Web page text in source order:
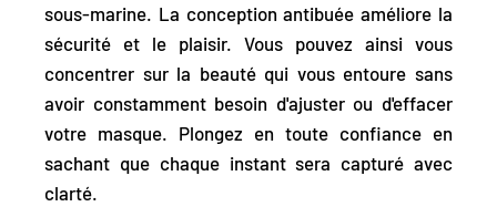
sous-marine. La conception antibuée améliore la
sécurité et le plaisir. Vous pouvez ainsi vous
concentrer sur la beauté qui vous entoure sans
avoir constamment besoin d'ajuster ou d'effacer
votre masque. Plongez en toute confiance en
sachant que chaque instant sera capturé avec
clarté.